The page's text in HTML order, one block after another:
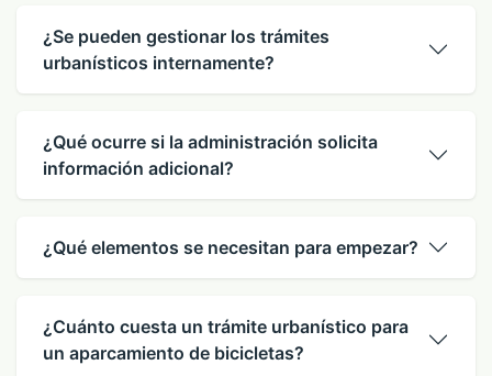
¿Se pueden gestionar los trámites
urbanísticos internamente?
¿Qué ocurre si la administración solicita
información adicional?
¿Qué elementos se necesitan para empezar?
¿Cuánto cuesta un trámite urbanístico para
un aparcamiento de bicicletas?